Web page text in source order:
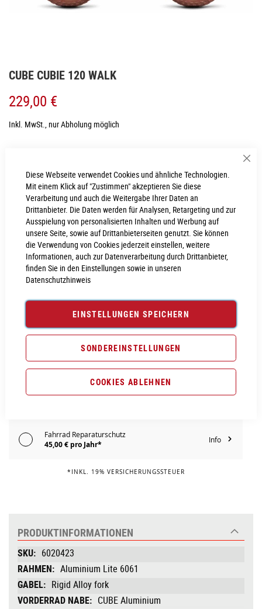
Diese Webseite verwendet Cookies und ähnliche Technologien.
Mit einem Klick auf "Zustimmen" akzeptieren Sie diese
Verarbeitung und auch die Weitergabe Ihrer Daten an
Drittanbieter. Die Daten werden für Analysen, Retargeting und zur
Ausspielung von personalisierten Inhalten und Werbung auf
unsere Seite, sowie auf Drittanbieterseiten genutzt. Sie können
die Verwendung von Cookies jederzeit einstellen, weitere
Informationen, auch zur Datenverarbeitung durch Drittanbieter,
finden Sie in den Einstellungen sowie in unseren
Datenschutzhinweis
EINSTELLUNGEN SPEICHERN
SONDEREINSTELLUNGEN
COOKIES ABLEHNEN
Anfang
Bildgalerie
CUBE CUBIE 120 WALK
229,00 €
Inkl. MwSt., nur Abholung möglich
1 - 2 Werktage
IN DEN WARENKORB
PROBEFAHRT VEREINBAREN
hinzufügen|ansehen
Produktanfrage stellen
Extra Schutz? Jetzt Tarife entdecken!
Info
Fahrrad Reparaturschutz
45,00 € pro Jahr*
Info
*INKL. 19% VERSICHERUNGSSTEUER
PRODUKTINFORMATIONEN
Produktinformationen
6020423
Aluminium Lite 6061
Rigid Alloy fork
CUBE Aluminium